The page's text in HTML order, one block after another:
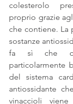
colesterolo
proprio grazie
che contiene. La
sostanze
fa sì che
particolarmente
del sistema
antiossidante
vinaccioli